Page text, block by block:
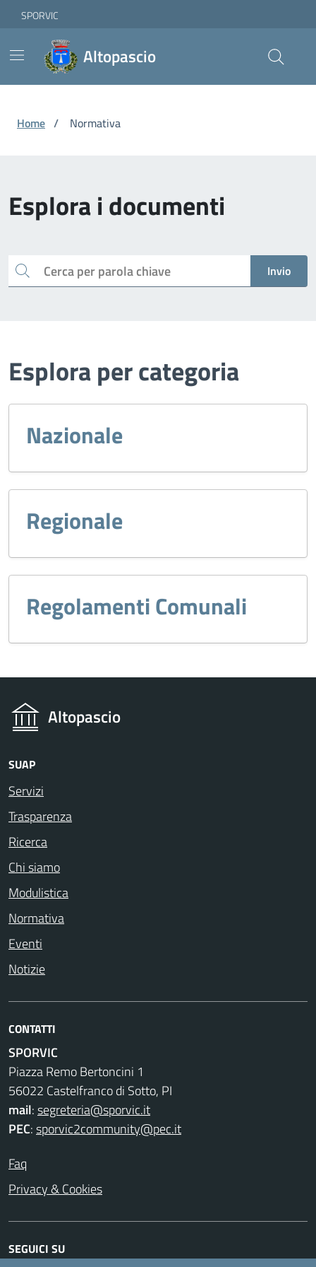
Skip to Main Content
Vai ai contenuti
Vai al footer
SPORVIC
Altopascio
Home / Normativa
Esplora i documenti
Cerca Invio
Esplora per categoria
Nazionale
Regionale
Regolamenti Comunali
Altopascio
SUAP
Servizi
Trasparenza
Ricerca
Chi siamo
Modulistica
Normativa
Eventi
Notizie
CONTATTI
SPORVIC
Piazza Remo Bertoncini 1
56022 Castelfranco di Sotto, PI
mail:segreteria@sporvic.it
PEC:sporvic2community@pec.it
Faq
Privacy & Cookies
SEGUICI SU